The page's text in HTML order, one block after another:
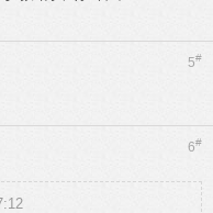
5#
6#